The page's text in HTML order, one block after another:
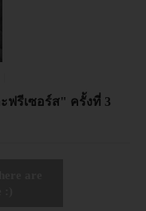
ฟรีเซอร์ส" ครั้งที่ 3